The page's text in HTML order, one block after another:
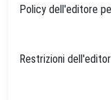
Policy dell'editore
Restrizioni